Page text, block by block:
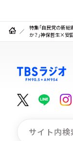
特集「自民党の新
か？」神保哲生×安